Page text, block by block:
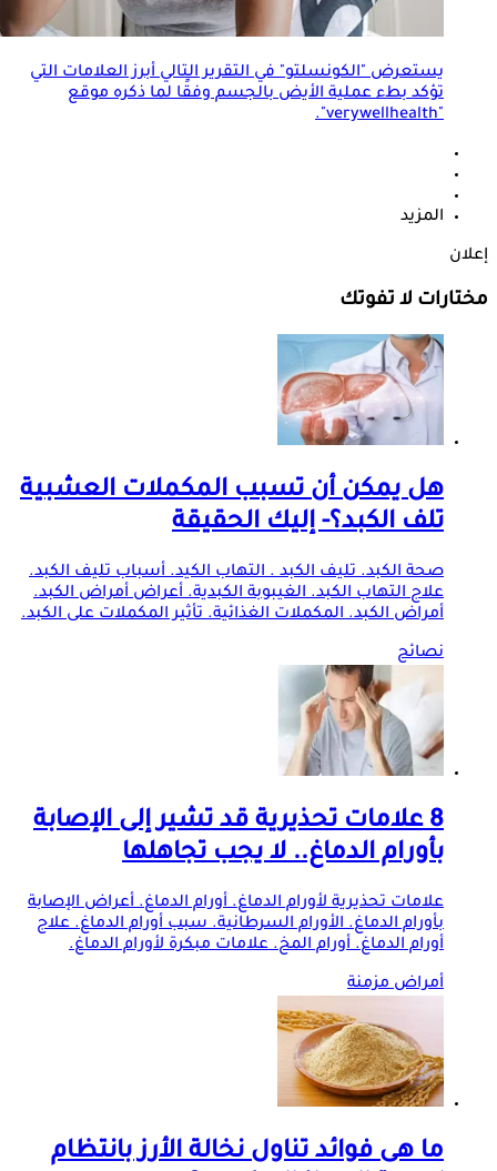
يستعرض "الكونسلتو" في التقرير التالي أبرز العلامات التي
تؤكد بطءعملية الأيضبالجسم وفقًا لما ذكره موقع
"verywellhealth".
المزيد
إعلان
مختارات لا تفوتك
هل يمكن أن تسبب المكملات العشبية
تلف الكبد؟- إليك الحقيقة
صحة الكبد. تليف الكبد . التهاب الكيد. أسباب تليف الكبد.
علاج التهاب الكبد. الغيبوبة الكبدية. أعراض أمراض الكبد.
أمراض الكبد. المكملات الغذائية. تأثير المكملات على الكبد.
نصائح
8 علامات تحذيرية قد تشير إلى الإصابة
بأورام الدماغ.. لا يجب تجاهلها
علامات تحذيرية لأورام الدماغ. أورام الدماغ. أعراض الإصابة
بأورام الدماغ. الأورام السرطانية. سبب أورام الدماغ. علاج
أورام الدماغ. أورام المخ. علامات مبكرة لأورام الدماغ.
أمراض مزمنة
ما هى فوائد تناول نخالة الأرز بانتظام